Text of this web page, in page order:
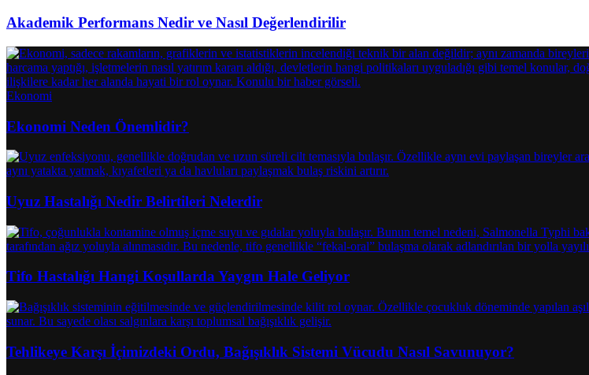
Akademik Performans Nedir ve Nasıl Değerlendirilir
Ekonomi
Ekonomi Neden Önemlidir?
Uyuz Hastalığı Nedir Belirtileri Nelerdir
Tifo Hastalığı Hangi Koşullarda Yaygın Hale Geliyor
Tehlikeye Karşı İçimizdeki Ordu, Bağışıklık Sistemi Vücudu Nasıl Savunuyor?